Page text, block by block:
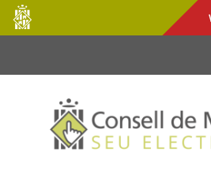
Saltar al contenido principal
Consell
de
Mallorca